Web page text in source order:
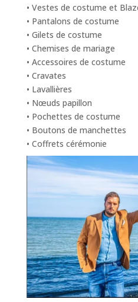
• Vestes de costume et
• Pantalons de costume
• Gilets de costume
• Chemises de mariage
• Accessoires de costume
• Cravates
• Lavallières
• Nœuds papillon
• Pochettes de costume
• Boutons de manchettes
• Coffrets cérémonie